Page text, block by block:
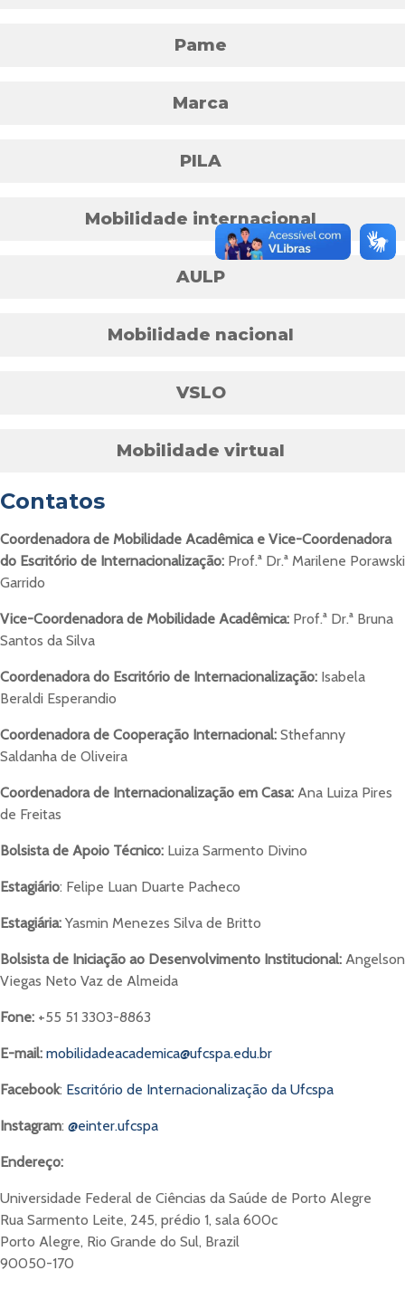
Pame
Marca
PILA
Mobilidade internacional
AULP
Mobilidade nacional
VSLO
Mobilidade virtual
Contatos
Coordenadora de Mobilidade Acadêmica e Vice-Coordenadora
do Escritório de Internacionalização: Prof.ª Dr.ª Marilene Porawski
Garrido
Vice-Coordenadora de Mobilidade Acadêmica: Prof.ª Dr.ª Bruna
Santos da Silva
Coordenadora do Escritório de Internacionalização: Isabela
Beraldi Esperandio
Coordenadora de Cooperação Internacional: Sthefanny
Saldanha de Oliveira
Coordenadora de Internacionalização em Casa: Ana Luiza Pires
de Freitas
Bolsista de Apoio Técnico: Luiza Sarmento Divino
Estagiário: Felipe Luan Duarte Pacheco
Estagiária: Yasmin Menezes Silva de Britto
Bolsista de Iniciação ao Desenvolvimento Institucional: Angelson
Viegas Neto Vaz de Almeida
Fone: +55 51 3303-8863
E-mail: mobilidadeacademica@ufcspa.edu.br
Facebook: Escritório de Internacionalização da Ufcspa
Instagram: @einter.ufcspa
Endereço:
Universidade Federal de Ciências da Saúde de Porto Alegre
Rua Sarmento Leite, 245, prédio 1, sala 600c
Porto Alegre, Rio Grande do Sul, Brazil
90050-170